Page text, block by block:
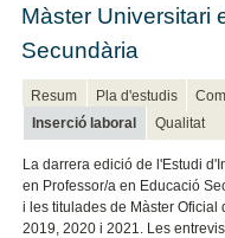
Màster Universitari
Secundària
Resum Pla d'estudis
Inserció laboral
Qualitat
La darrera edició de l'Estudi
en Professor/a en Educació
i les titulades de Màster
2019, 2020 i 2021. Les